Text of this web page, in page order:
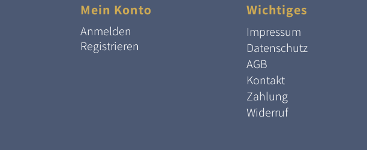
Mein Konto
Anmelden
Registrieren
Wichtiges
Impressum
Datenschutz
AGB
Kontakt
Zahlung
Widerruf